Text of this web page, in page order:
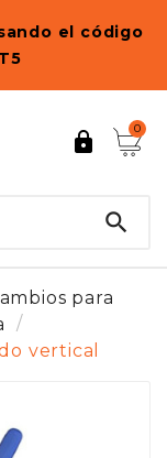
el código

0

para
vertical